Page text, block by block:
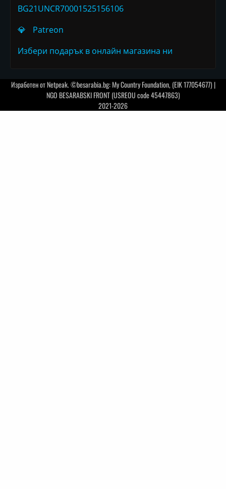
BG21UNCR70001525156106
💎
Patreon
Избери подарък в онлайн магазина ни
Изработен отNetpeak. ©besarabia.bg: My Country Foundation, (EIK 177054677) |
NGO BESARABSKI FRONT (USREOU code 45447863)
2021-2026